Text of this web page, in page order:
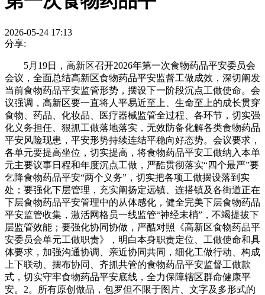
2026-05-24 17:13
分享:
5月19日，高新区召开2026年第一次食物药品平安委员会
会议，全面总结高新区食物药品平安监督工做成效，深切阐发
当前食物药品平安监管形势，摆设下一阶段沉点工做使命。会
议强调，高新区要一直将人平易近至上、生命至上的成长贯穿
食物、药品、化妆品、医疗器械监管全过程、各环节，切实强
化义务担任、狠抓工做落地落实，无效防备化解各类食物药品
平安风险现患，平安形势持续连结平稳向好态势。会议要求，
各单元要提高坐位，切实提高，将食物药品平安工做纳入本单
元主要议事日程和年度沉点工做，严酷贯彻落实“四个最严”要
乞降食物药品平安“两个义务”，切实把各项工做摆设落到实
处；要强化下层管理，充实阐扬定远镇、连搭镇及各街道正在
下层食物药品平安管理中的从体感化，健全完美下层食物药品
平安监管收集，激活网格员一线监管“神经末梢”，不竭提拔下
层监管效能；要强化协同协做，严酷对照《高新区食物药品平
安委员会单元工做职责》，明白本身职责定位、工做使命和具
体要求，加强沟通协调、亲近协同共同，细化工做行动、构成
上下联动、摆布协同、齐抓共管的食物药品平安监督工做款
式，切实守牢食物药品平安底线，全力保障辖区群命健康平
安。2。所有原创做品，包罗但不限于图片、文字及多形式的